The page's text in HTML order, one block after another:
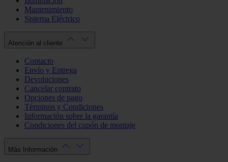
Mantenimiento
Sistema Eléctrico
Atención al cliente
Contacto
Envío y Entrega
Devoluciones
Cancelar contrato
Opciones de pago
Términos y Condiciones
Información sobre la garantía
Condiciones del cupón de montaje
Más Información